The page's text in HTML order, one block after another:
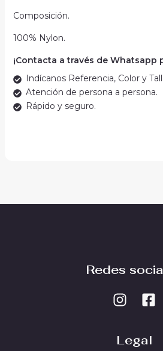
Composición.
100% Nylon.
¡Contacta a través de Whatsapp
Indícanos Referencia, Color y
Atención de persona a persona.
Rápido y seguro.
Redes
Legal